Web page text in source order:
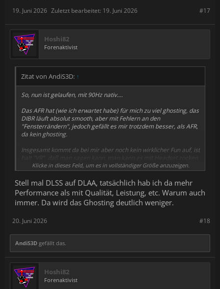
#17
19. Juni 2026 Zuletzt bearbeitet: 19. Juni 2026
Hoshi82
Forenaktivist
Zitat von AndiS3D: ↑
So, nun ist gelaufen, mit 90Hz nativ....
Das AFR hat (wie ich erwartet habe) für mich zu viel ghosting, das
DIBR läuft absolut smooth, aber mit Fehlern an den
"Fensterrändern", jedoch gefällt es mir trotzdem besser, als AFR,
da kein ghosting.
Insgesamt kommt da bei mir aber noch kein wirklicher Fun auf, ist
halt "VR", daß man sagen kann, man kann es mit Headset zocken,
mehr nicht.
....bin froh, daß es im Gamepass ist, sonst hätte ich mich nun
geärgert, denn nur zum testen ist es zu teuer.
Klicke in dieses Feld, um es in vollständiger Größe anzuzeigen.
Stell mal DLSS auf DLAA, tatsächlich hab ich da mehr
Performance als mit Qualität, Leistung, etc. Warum auch
immer. Da wird das Ghosting deutlich weniger.
#18
20. Juni 2026
AndiS3D gefällt das.
Hoshi82
Forenaktivist